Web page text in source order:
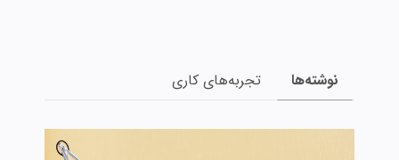
نوشته‌ها تجربه‌های کاری